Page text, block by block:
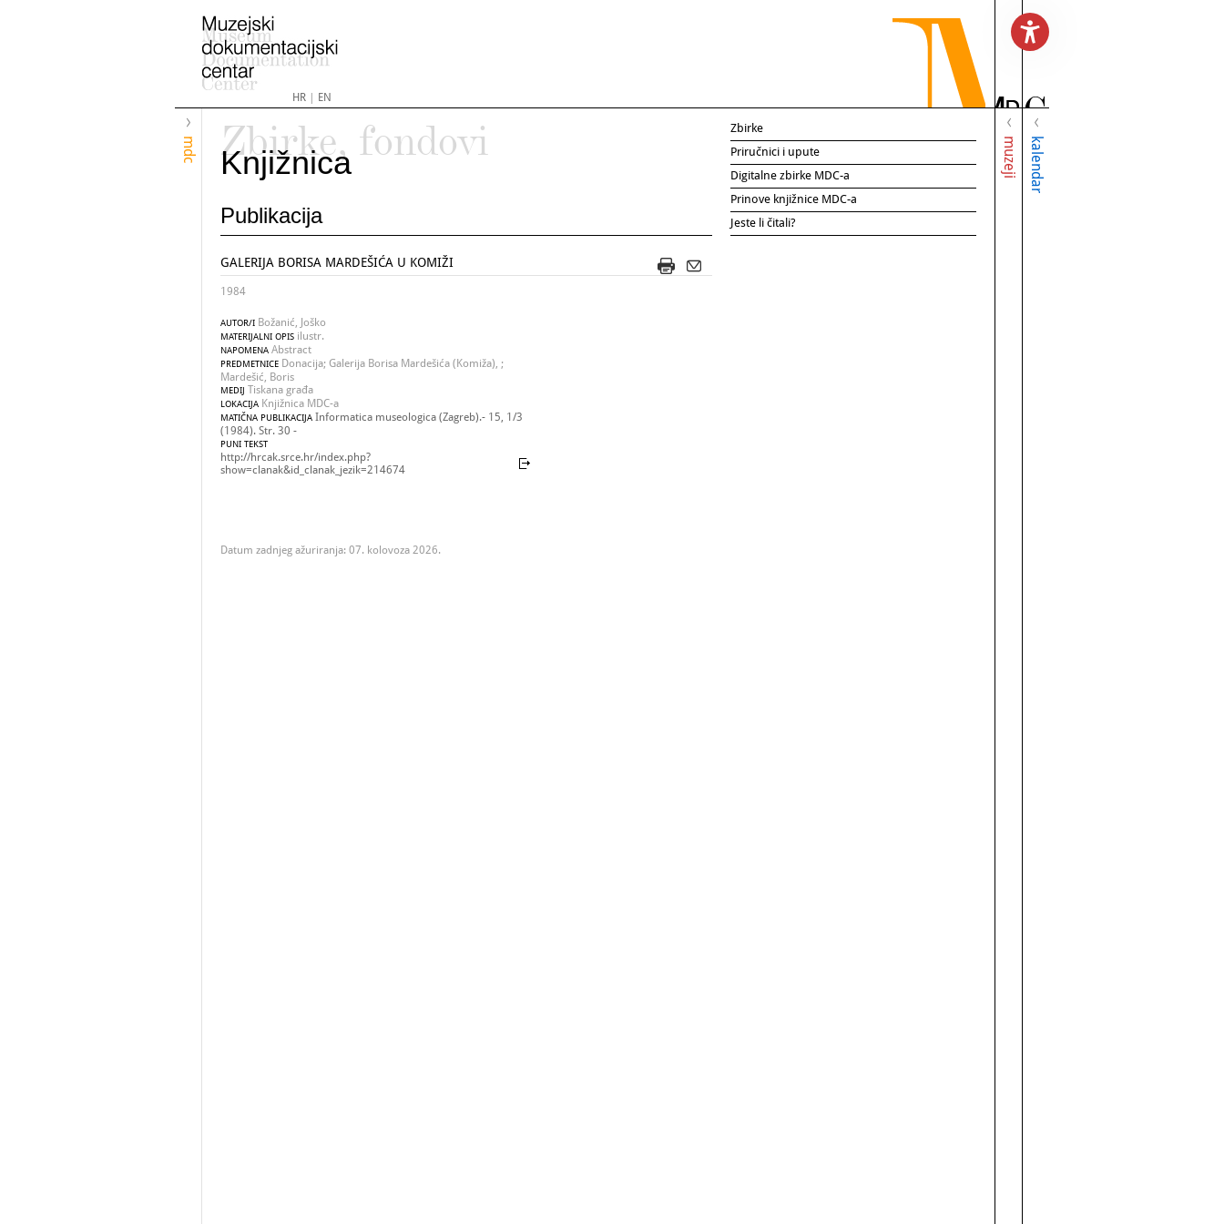
HR| EN
mdc muzeji kalendar
Zbirke, fondovi
Knjižnica
Publikacija
GALERIJA BORISA MARDEŠIĆA U KOMIŽI
1984
AUTOR/I Božanić, Joško
MATERIJALNI OPIS ilustr.
NAPOMENA Abstract
PREDMETNICE Donacija; Galerija Borisa Mardešića (Komiža), ;
Mardešić, Boris
MEDIJ Tiskana građa
LOKACIJA Knjižnica MDC-a
MATIČNA PUBLIKACIJA Informatica museologica (Zagreb).- 15, 1/3
(1984). Str. 30 -
PUNI TEKST
http://hrcak.srce.hr/index.php?
show=clanak&id_clanak_jezik=214674
Datum zadnjeg ažuriranja: 07. kolovoza 2026.
Zbirke
Priručnici i upute
Digitalne zbirke MDC-a
Prinove knjižnice MDC-a
Jeste li čitali?